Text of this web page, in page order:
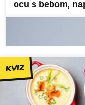
KVIZ